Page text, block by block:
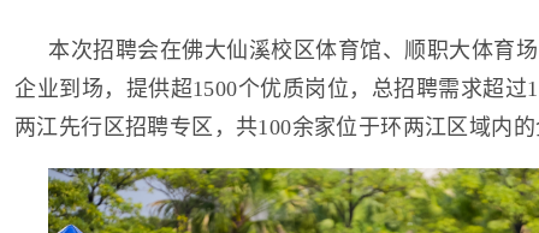
本次招聘会在佛大仙溪校区体育馆、顺职大体育
企业到场，提供超1500个优质岗位，总招聘需求超过
两江先行区招聘专区，共100余家位于环两江区域内